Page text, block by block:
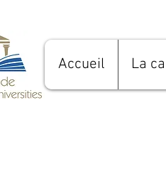
Accueil La